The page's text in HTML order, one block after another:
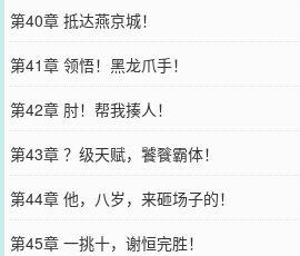
第40章 抵达燕京城！
第41章 领悟！黑龙爪手！
第42章 肘！帮我揍人！
第43章 ？级天赋，饕餮霸体！
第44章 他，八岁，来砸场子的！
第45章 一挑十，谢恒完胜！